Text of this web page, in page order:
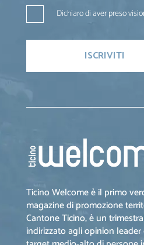
Dichiaro di aver preso
Ticino Welcome è il primo
magazine di promozione
Cantone Ticino, è un
indirizzato agli opinion